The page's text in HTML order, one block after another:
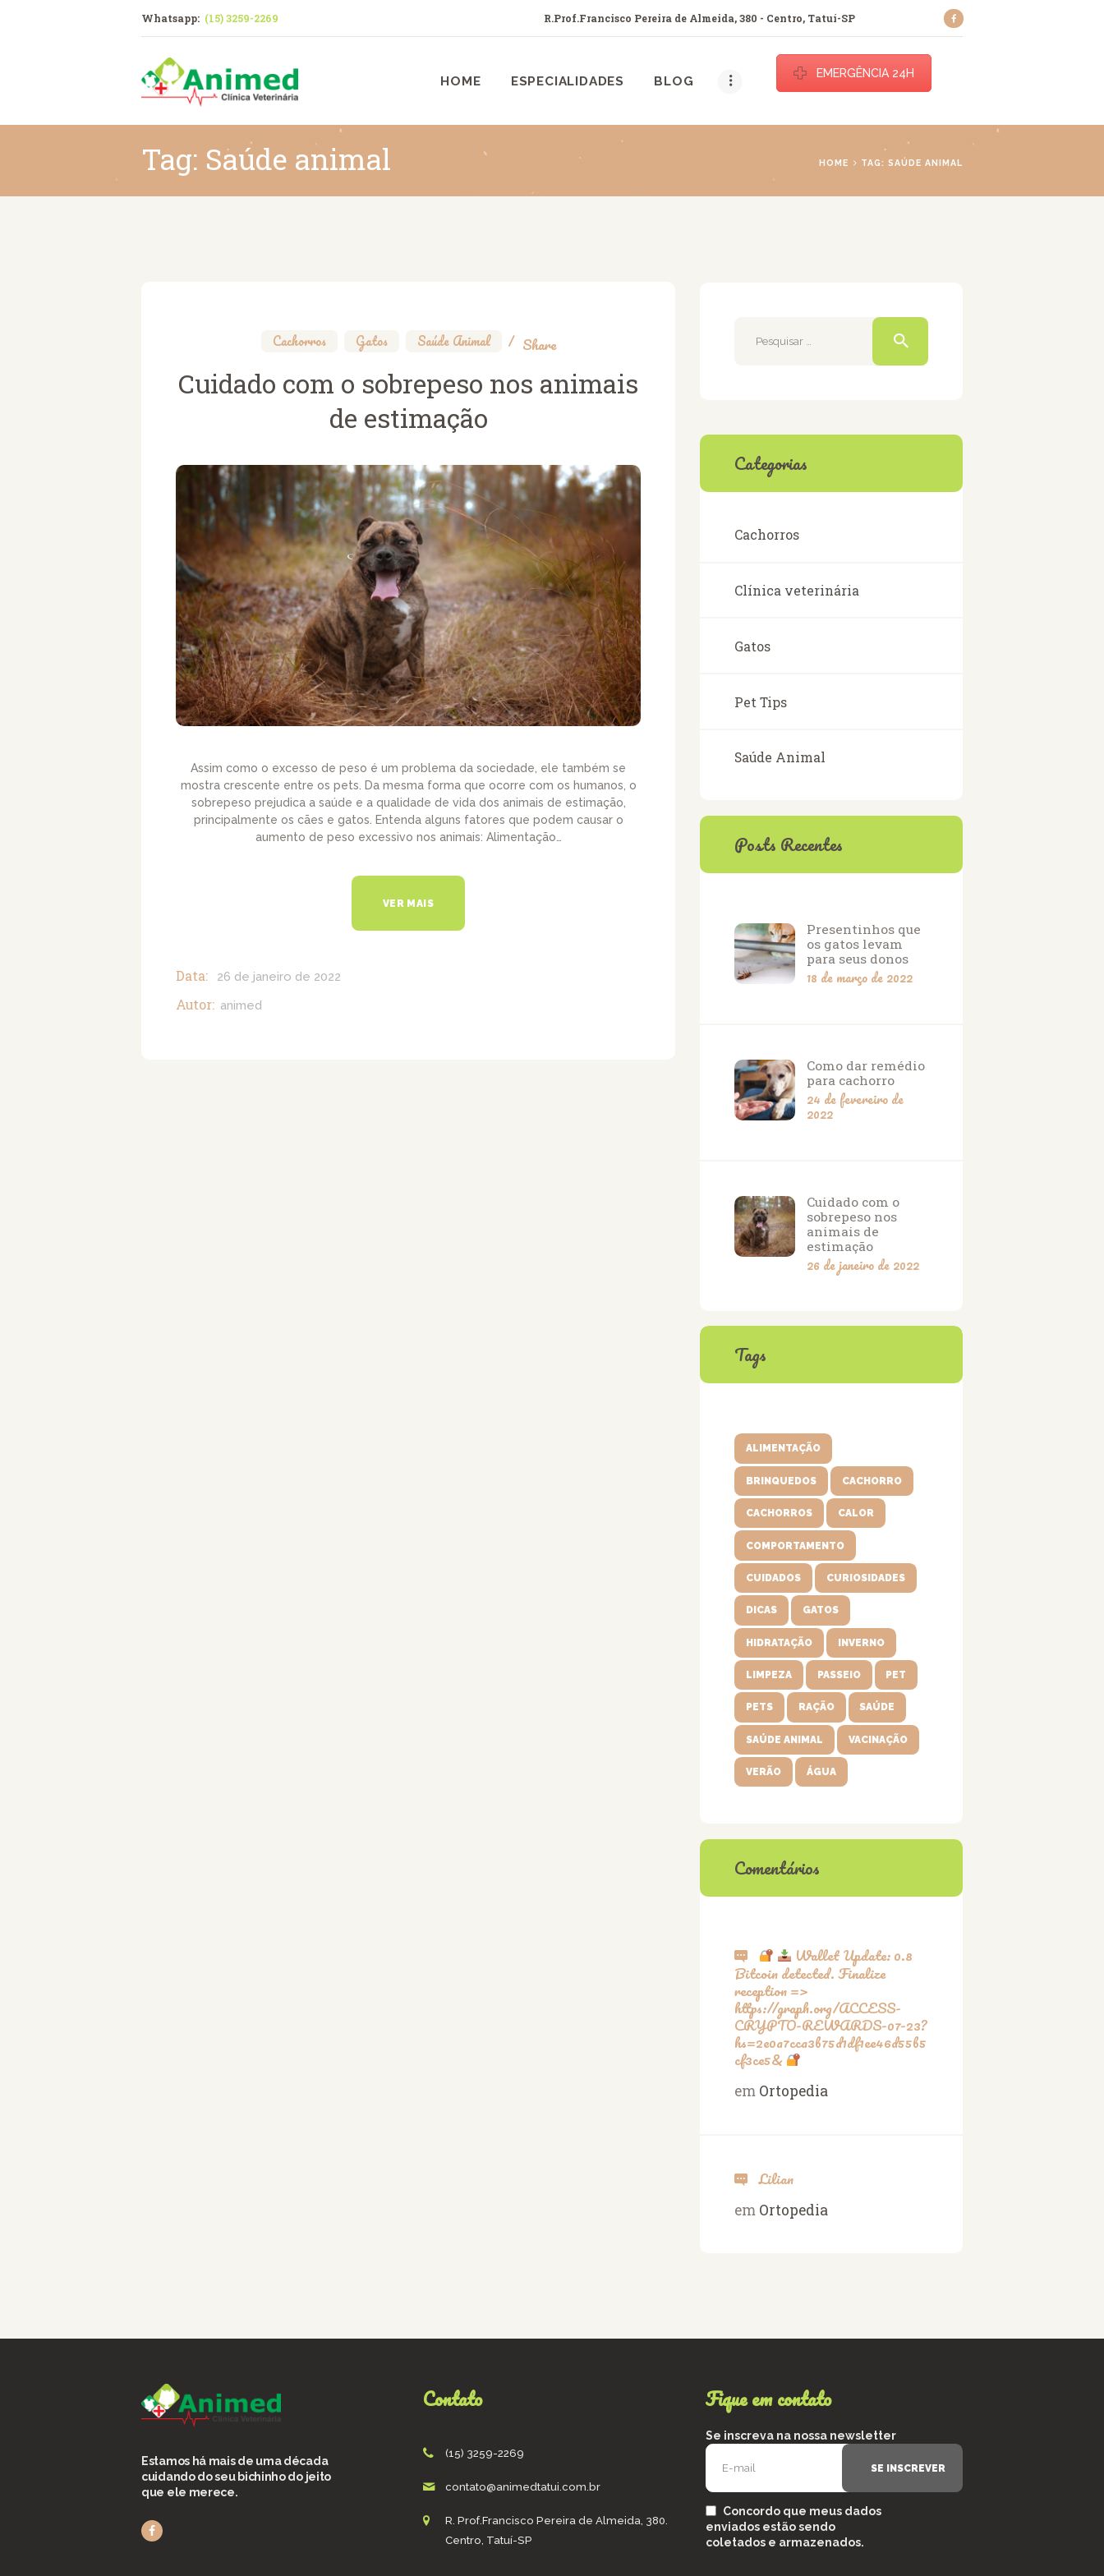
Whatsapp: (15) 3259-2269 R.Prof.Francisco Pereira de Almeida, 380 - Centro, Tatuí-SP
HOME ESPECIALIDADES BLOG
EMERGÊNCIA 24H
Tag: Saúde animal HOME TAG: SAÚDE ANIMAL
Estamos há mais de uma década cuidando do seu bichinho do jeito que ele merece.
SOBRE
Cachorros Gatos Saúde Animal Share
Cuidado com o sobrepeso nos animais
de estimação
Assim como o excesso de peso é um problema da sociedade, ele também se
mostra crescente entre os pets. Da mesma forma que ocorre com os humanos, o
sobrepeso prejudica a saúde e a qualidade de vida dos animais de estimação,
principalmente os cães e gatos. Entenda alguns fatores que podem causar o
aumento de peso excessivo nos animais: Alimentação…
VER MAIS
Data: 26 de janeiro de 2022
Autor: animed
Categorias
Cachorros
Clínica veterinária
Gatos
Pet Tips
Saúde Animal
Posts Recentes
Presentinhos que
os gatos levam
para seus donos
18 de março de 2022
Como dar remédio
para cachorro
24 de fevereiro de
2022
Cuidado com o
sobrepeso nos
animais de
estimação
26 de janeiro de 2022
Tags
ALIMENTAÇÃO
BRINQUEDOS CACHORRO
CACHORROS CALOR
COMPORTAMENTO
CUIDADOS CURIOSIDADES
DICAS GATOS
HIDRATAÇÃO INVERNO
LIMPEZA PASSEIO PET
PETS RAÇÃO SAÚDE
SAÚDE ANIMAL VACINAÇÃO
VERÃO ÁGUA
Comentários
Wallet Update: 0.8
Bitcoin detected. Finalize
reception =>
https://graph.org/ACCESS-
CRYPTO-REWARDS-07-23?
hs=2e0a7cca3b75d1df1ee46d55b5
cf3ce5&
em Ortopedia
Lilian
em Ortopedia
Estamos há mais de uma década
cuidando do seu bichinho do jeito
que ele merece.
Contato
(15) 3259-2269
contato@animedtatui.com.br
R. Prof.Francisco Pereira de Almeida, 380.
Centro, Tatuí-SP
Fique em contato
Se inscreva na nossa newsletter
Concordo que meus dados
enviados estão sendo
coletados e armazenados.